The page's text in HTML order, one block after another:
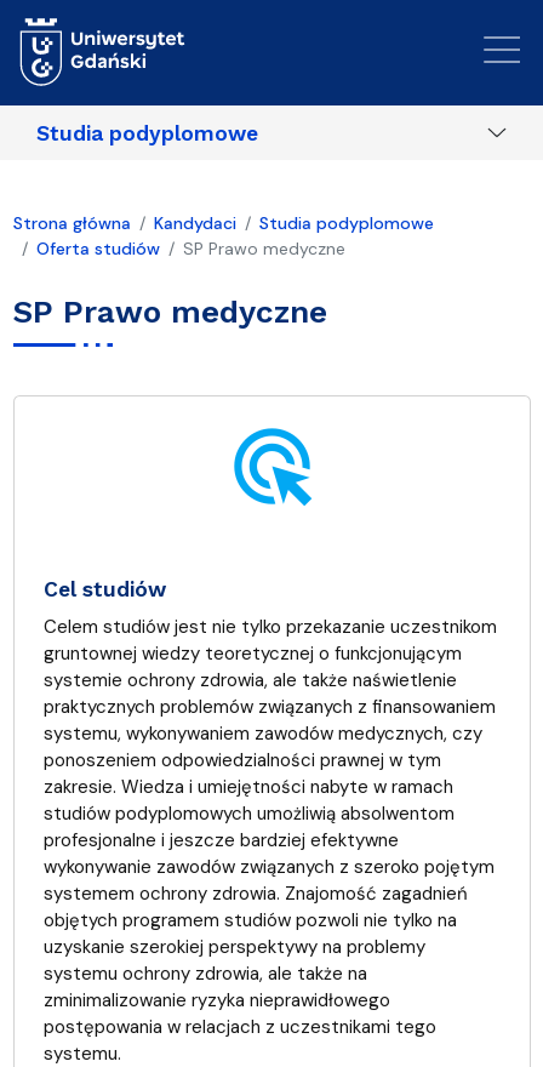
Studia podyplomowe
Strona główna Kandydaci
Studia podyplomowe
Oferta studiów
SP Prawo medyczne
SP Prawo medyczne
ads_click
Cel studiów
Celem studiów jest nie tylko przekazanie uczestnikom
gruntownej wiedzy teoretycznej o funkcjonującym
systemie ochrony zdrowia, ale także naświetlenie
praktycznych problemów związanych z finansowaniem
systemu, wykonywaniem zawodów medycznych, czy
ponoszeniem odpowiedzialności prawnej w tym
zakresie. Wiedza i umiejętności nabyte w ramach
studiów podyplomowych umożliwią absolwentom
profesjonalne i jeszcze bardziej efektywne
wykonywanie zawodów związanych z szeroko pojętym
systemem ochrony zdrowia. Znajomość zagadnień
objętych programem studiów pozwoli nie tylko na
uzyskanie szerokiej perspektywy na problemy
systemu ochrony zdrowia, ale także na
zminimalizowanie ryzyka nieprawidłowego
postępowania w relacjach z uczestnikami tego
systemu.